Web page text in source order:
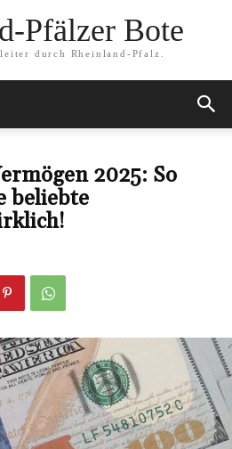
Pfälzer Bote
durch Rheinland-Pfalz.
2025: So
beliebte